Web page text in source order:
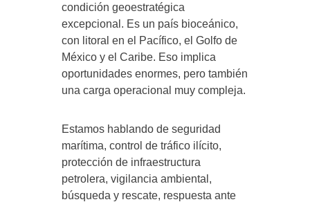
condición geoestratégica
excepcional. Es un país bioceánico,
con litoral en el Pacífico, el Golfo de
México y el Caribe. Eso implica
oportunidades enormes, pero también
una carga operacional muy compleja.
Estamos hablando de seguridad
marítima, control de tráfico ilícito,
protección de infraestructura
petrolera, vigilancia ambiental,
búsqueda y rescate, respuesta ante